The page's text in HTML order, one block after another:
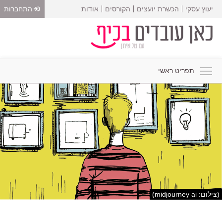
יעוץ עסקי הכשרת יועצים הקורסים אודות התחברות
תפריט ראשי
(צילום: midjourney ai)